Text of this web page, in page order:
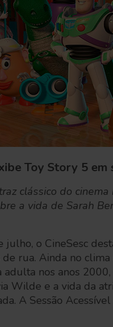
Toy Story 5 em
clássico do
a vida de Sarah
julho, o CineSesc
de rua. Ainda no
nos anos
Wilde e a vida da
A Sessão